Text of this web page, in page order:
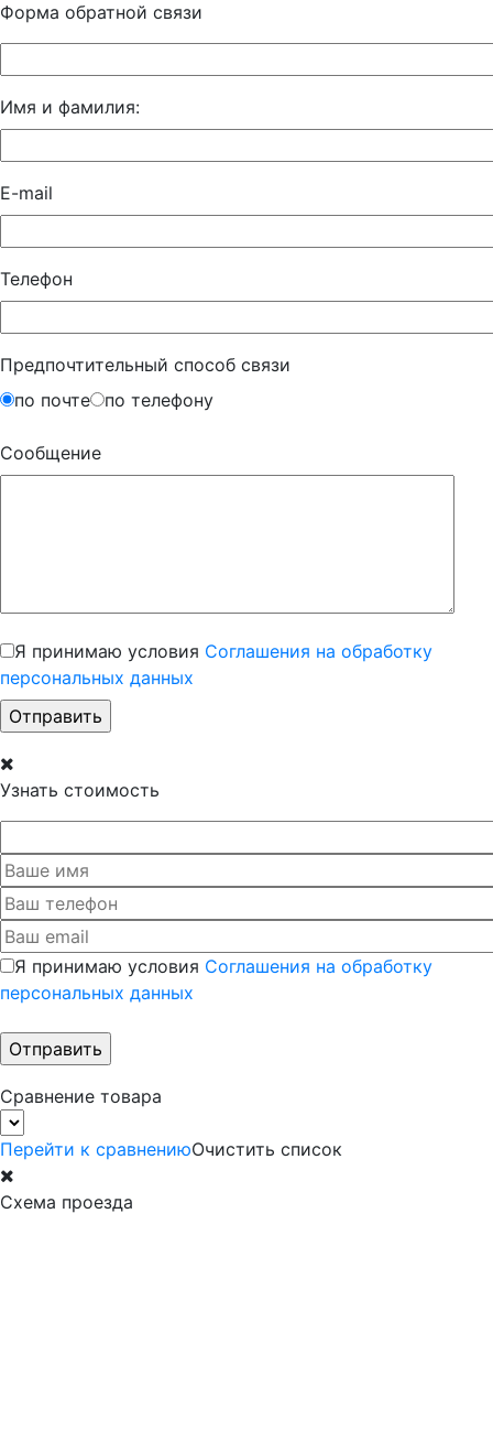
Форма обратной связи
Имя и фамилия:
E-mail
Телефон
Предпочтительный способ связи
по почте
по телефону
Сообщение
Я принимаю условия Соглашения на обработку
персональных данных
Узнать стоимость
Я принимаю условия Соглашения на обработку
персональных данных
Сравнение товара
Перейти к сравнениюОчистить список
Схема проезда